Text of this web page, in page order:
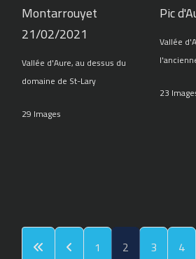
Montarrouyet
21/02/2021
Vallée d'Aure, au dessus du
domaine de St-Lary
29 Images
Pic
Vallée
23
1 2 3 4